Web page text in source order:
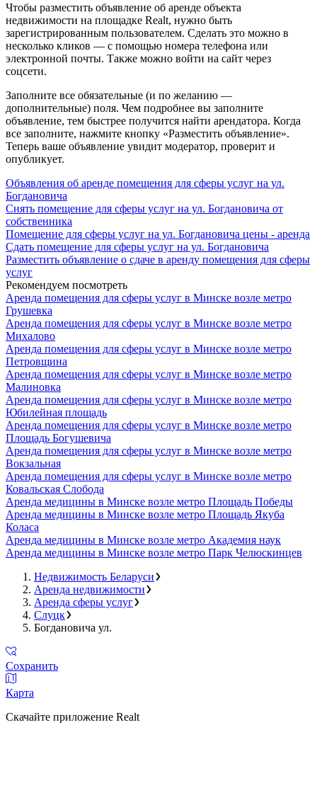
Чтобы разместить объявление об аренде объекта
недвижимости на площадке Realt, нужно быть
зарегистрированным пользователем. Сделать это можно в
несколько кликов — с помощью номера телефона или
электронной почты. Также можно войти на сайт через
соцсети.
Заполните все обязательные (и по желанию —
дополнительные) поля. Чем подробнее вы заполните
объявление, тем быстрее получится найти арендатора. Когда
все заполните, нажмите кнопку «Разместить объявление».
Теперь ваше объявление увидит модератор, проверит и
опубликует.
Объявления об аренде помещения для сферы услуг на ул.
Богдановича
Снять помещение для сферы услуг на ул. Богдановича от
собственника
Помещение для сферы услуг на ул. Богдановича цены - аренда
Сдать помещение для сферы услуг на ул. Богдановича
Разместить объявление о сдаче в аренду помещения для сферы
услуг
Рекомендуем посмотреть
Аренда помещения для сферы услуг в Минске возле метро
Грушевка
Аренда помещения для сферы услуг в Минске возле метро
Михалово
Аренда помещения для сферы услуг в Минске возле метро
Петровщина
Аренда помещения для сферы услуг в Минске возле метро
Малиновка
Аренда помещения для сферы услуг в Минске возле метро
Юбилейная площадь
Аренда помещения для сферы услуг в Минске возле метро
Площадь Богушевича
Аренда помещения для сферы услуг в Минске возле метро
Вокзальная
Аренда помещения для сферы услуг в Минске возле метро
Ковальская Слобода
Аренда медицины в Минске возле метро Площадь Победы
Аренда медицины в Минске возле метро Площадь Якуба
Коласа
Аренда медицины в Минске возле метро Академия наук
Аренда медицины в Минске возле метро Парк Челюскинцев
Недвижимость Беларуси
Аренда недвижимости
Аренда сферы услуг
Слуцк
Богдановича ул.
Сохранить
Карта
Скачайте приложение Realt